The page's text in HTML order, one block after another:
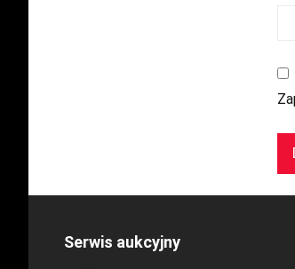
Serwis aukcyjny